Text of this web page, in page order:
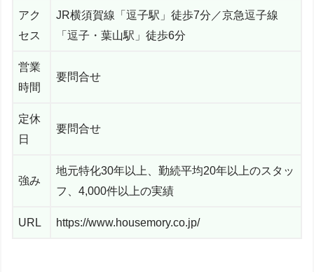
アク
セス
JR横須賀線「逗子駅」徒歩7分／京急逗子線
「逗子・葉山駅」徒歩6分
営業
時間
要問合せ
定休
日
要問合せ
強み
地元特化30年以上、勤続平均20年以上のスタッ
フ、4,000件以上の実績
URL https://www.housemory.co.jp/